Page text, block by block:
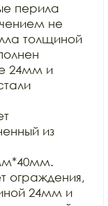
перила
не
толщиной
24мм и
из
ограждения,
24мм и